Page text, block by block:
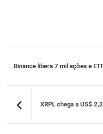
Binance libera 7 mil ações e
XRPL chega a US$